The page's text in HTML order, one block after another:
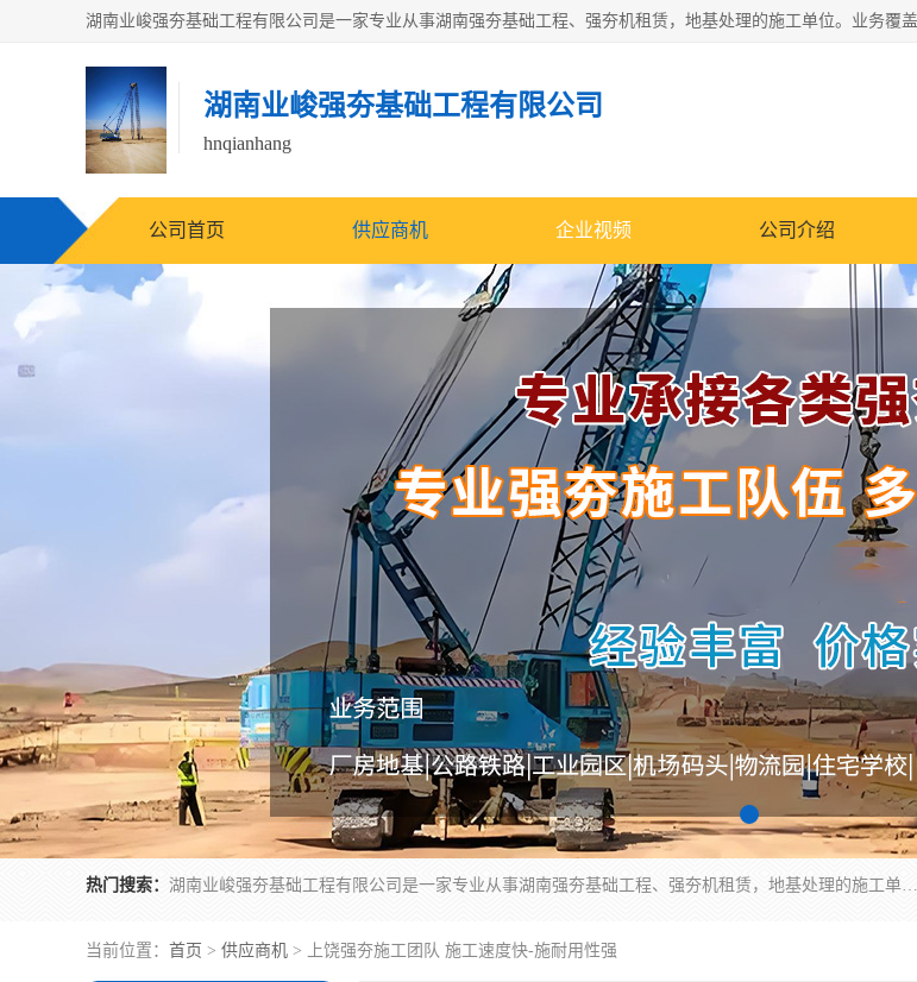
湖南业峻强夯基础工程有限公司
hnqianhang
公司首页 供应商机 企业视频 公司介绍
热门搜索： 湖南业峻强夯基础工程有限公司是一家专业从事湖南强夯基础工程、强夯机租赁，地基处理的施工单位。业务覆盖：湖南、广东，江西等地。可承接1000KN.m-25000KN.m强夯（置换）工程。公司创始人是国内较早期从事强夯施工的建设者，经过多年的一步一个脚印的发展，在行业内具有较高的度和良好的口碑。
当前位置： 首页 > 供应商机 > 上饶强夯施工团队 施工速度快-施耐用性强